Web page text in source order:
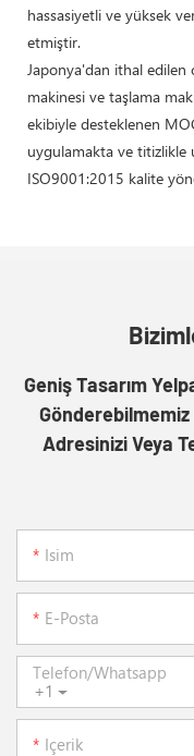
hassasiyetli ve yüksek
etmiştir.
Japonya'dan ithal edilen
makinesi ve taşlama
ekibiyle desteklenen
uygulamakta ve titizlikle
ISO9001:2015 kalite
Geniş Tasarım
Adresinizi Veya
Isim
E-Posta
+1
Telefon/whatsapp
Içerik